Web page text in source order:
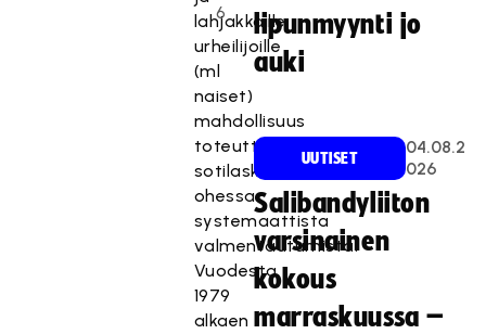
6
lahjakkaille
urheilijoille
(ml
naiset)
mahdollisuus
toteuttaa
sotilaskoulutuksen
ohessa
systemaattista
valmentautumista.
Vuodesta
1979
alkaen
lipunmyynti jo
auki
UUTISET
04.08.2
026
Salibandyliiton
varsinainen
kokous
marraskuussa –